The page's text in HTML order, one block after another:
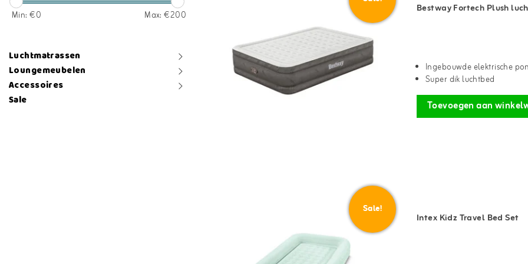
Min: €0 Max: €200
Luchtmatrassen
Loungemeubelen
Accessoires
Sale
Bestway Fortech Plush
Ingebouwde elektrische
Super dik luchtbed
Toevoegen aan
Sale!
Intex Kidz Travel Bed Set